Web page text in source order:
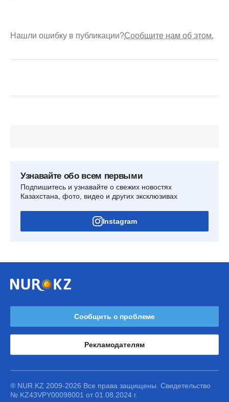
Нашли ошибку в публикации?Сообщите нам об этом.
Узнавайте обо всем первыми
Подпишитесь и узнавайте о свежих новостях
Казахстана, фото, видео и других эксклюзивах
Instagram
Сообщить о проблеме
Рекламодателям
® NUR.KZ 2009-2026 Все права защищены. Свидетельство
№ KZ43VPY00098001 от 01.08.2024 г.